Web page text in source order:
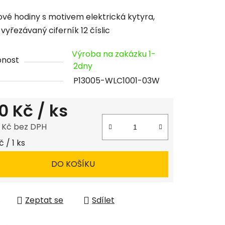
hodiny s motivem elektrická kytyra,
ciferník 12 číslic
Výroba na zakázku 1-
2dny
P13005-WLC1001-03W
Kč / ks
Kč bez DPH
cena:
/ 1 ks
DO KOŠÍKU
Zeptat se Sdílet